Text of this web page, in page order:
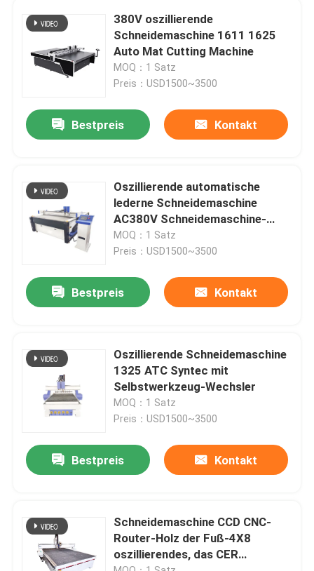
Produkte
Über uns
Qualitätskontrolle
Faserlaser-Schneidemaschine
CO2 Laser-Schneidemaschine
Metalllaser-Schneidemaschine
380V oszillierende
Schneidemaschine 1611 1625
Auto Mat Cutting Machine
MOQ：1 Satz
Preis：USD1500~3500
Bestpreis Kontakt
Oszillierende automatische
lederne Schneidemaschine
AC380V Schneidemaschine-
50HZ 1625
MOQ：1 Satz
Preis：USD1500~3500
Bestpreis Kontakt
Oszillierende Schneidemaschine
1325 ATC Syntec mit
Selbstwerkzeug-Wechsler
MOQ：1 Satz
Preis：USD1500~3500
Bestpreis Kontakt
Schneidemaschine CCD CNC-
Router-Holz der Fuß-4X8
oszillierendes, das CER